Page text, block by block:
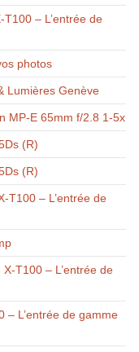
– L’entrée de
photos
Lumières Genève
MP-E 65mm f/2.8 1-5x
(R)
(R)
T100 – L’entrée de
T100 – L’entrée de
– L’entrée de gamme